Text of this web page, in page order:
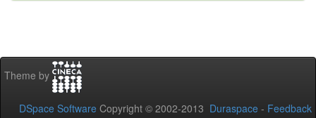
Theme by
DSpace Software Copyright © 2002-2013 Duraspace - Feedback